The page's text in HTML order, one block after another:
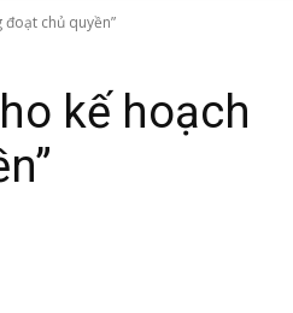
đoạt chủ quyền”
kế hoạch